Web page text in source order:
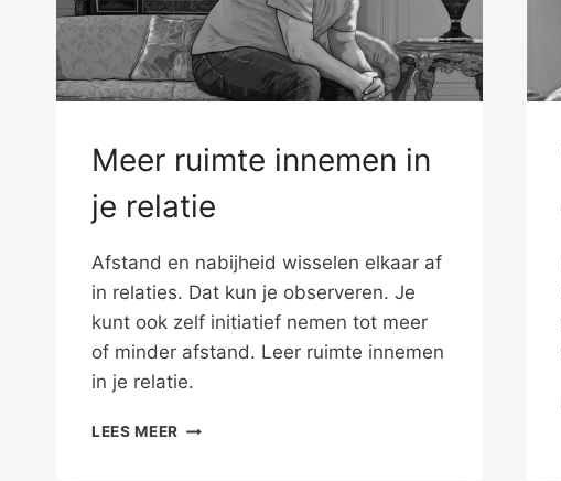
Meer ruimte innemen in
je relatie
Afstand en nabijheid wisselen elkaar af
in relaties. Dat kun je observeren. Je
kunt ook zelf initiatief nemen tot meer
of minder afstand. Leer ruimte innemen
in je relatie.
LEES MEER MEER